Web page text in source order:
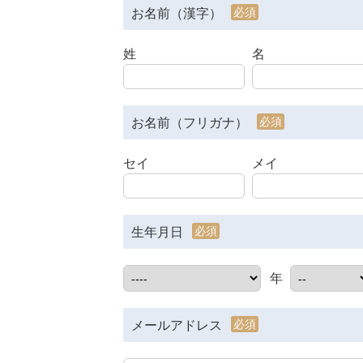
お名前（漢字） 必須
姓 名
お名前（フリガナ） 必須
セイ メイ
生年月日 必須
年
メールアドレス 必須